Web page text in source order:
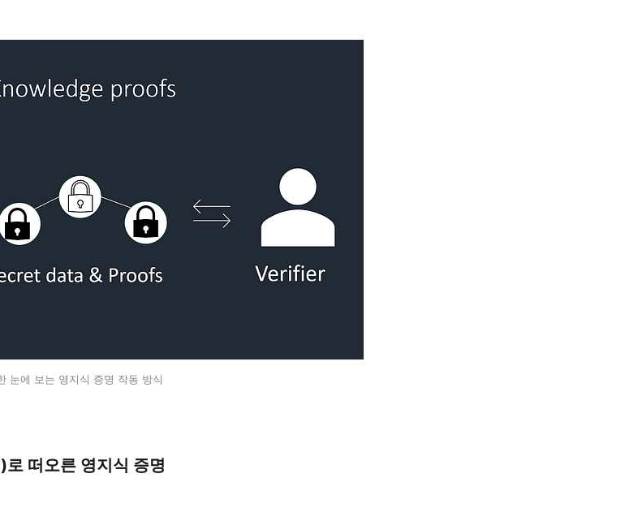
눈에 보는 영지식 증명 작동 방식
떠오른 영지식 증명